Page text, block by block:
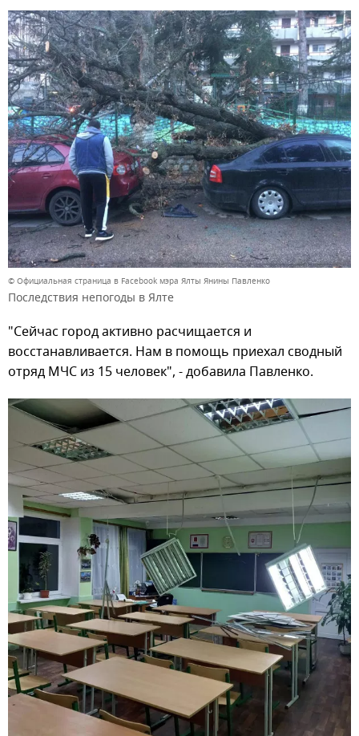
© Официальная страница в Facebook мэра Ялты Янины Павленко
Последствия непогоды в Ялте
"Сейчас город активно расчищается и
восстанавливается. Нам в помощь приехал сводный
отряд МЧС из 15 человек", - добавила Павленко.